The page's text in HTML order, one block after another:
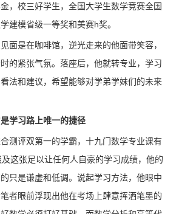
，校三好学生，全国大学生数学竞赛全国
建模省级一等奖和美赛h奖。
面是在咖啡馆，逆光走来的他面带笑容，
的紧张气氛。落座后，他就转专业，学习
法和建议，希望能够对学弟学妹们的未来
学习路上唯一的捷径
测评双第一的学霸，十九门数学专业课有
这张足以让任何人自豪的学习成绩，他的
只是谦虚和低调。说起学习方法，他眼中
者眼前浮现出他在考场上肆意挥洒笔墨的